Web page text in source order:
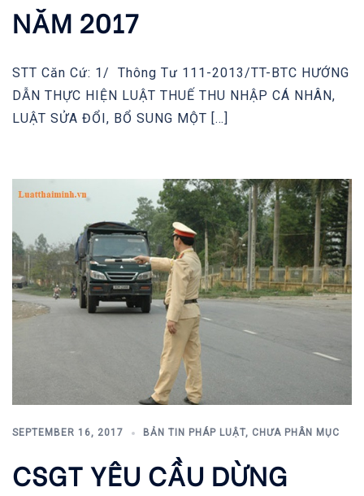
NĂM 2017
STT Căn Cứ: 1/ Thông Tư 111-2013/TT-BTC HƯỚNG
DẪN THỰC HIỆN LUẬT THUẾ THU NHẬP CÁ NHÂN,
LUẬT SỬA ĐỔI, BỔ SUNG MỘT […]
SEPTEMBER 16, 2017 BẢN TIN PHÁP LUẬT, CHƯA PHÂN MỤC
CSGT YÊU CẦU DỪNG